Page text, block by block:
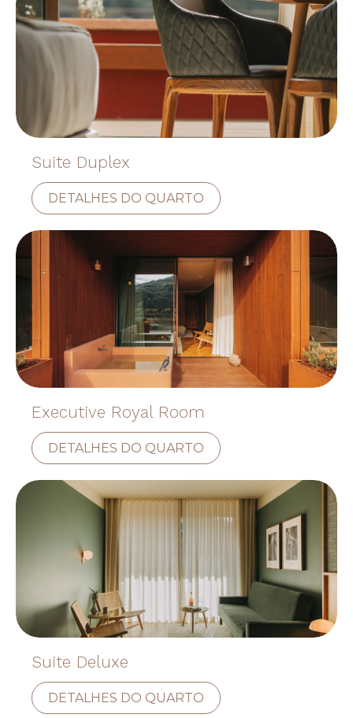
Suite Duplex
DETALHES DO QUARTO
Executive Royal Room
DETALHES DO QUARTO
Suite Deluxe
DETALHES DO QUARTO